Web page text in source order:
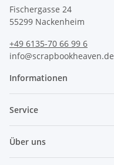
Fischergasse 24
55299 Nackenheim
+49 6135-70 66 99 6
info@scrapbookheaven.de
Informationen
Service
Über uns